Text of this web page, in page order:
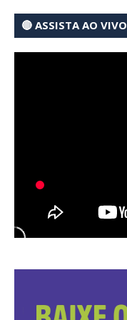
🔴 ASSISTA AO VIVO